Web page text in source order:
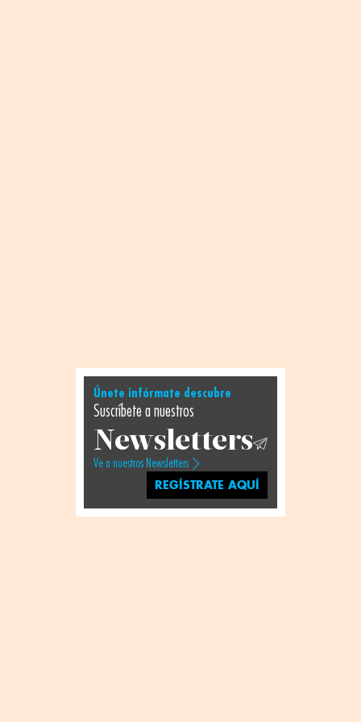
Únete infórmate descubre
Suscríbete a nuestros
Newsletters
Ve a nuestros Newsletters
REGÍSTRATE AQUÍ